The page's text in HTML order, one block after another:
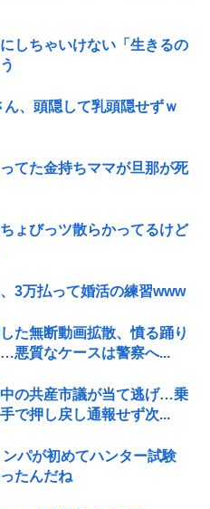
しちゃいけない「生きるの
、頭隠して乳頭隠せずｗ
てた金持ちママが旦那が死
ょびっツ散らかってるけど
3万払って婚活の練習www
た無断動画拡散、憤る踊り
悪質なケースは警察へ...
中の共産市議が当て逃げ…乗
で押し戻し通報せず次...
パが初めてハンター試験
たんだね